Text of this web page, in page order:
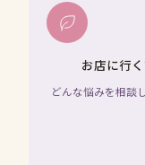
お店に行
どんな悩みを相談